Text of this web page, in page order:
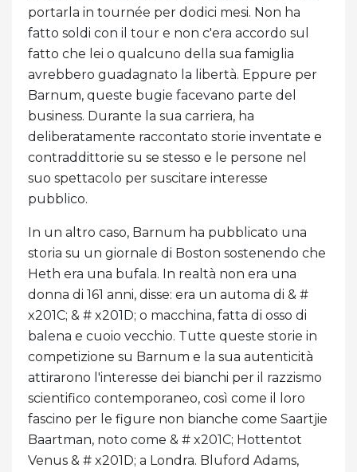
portarla in tournée per dodici mesi. Non ha
fatto soldi con il tour e non c'era accordo sul
fatto che lei o qualcuno della sua famiglia
avrebbero guadagnato la libertà. Eppure per
Barnum, queste bugie facevano parte del
business. Durante la sua carriera, ha
deliberatamente raccontato storie inventate e
contraddittorie su se stesso e le persone nel
suo spettacolo per suscitare interesse
pubblico.
In un altro caso, Barnum ha pubblicato una
storia su un giornale di Boston sostenendo che
Heth era una bufala. In realtà non era una
donna di 161 anni, disse: era un automa di & #
x201C; & # x201D; o macchina, fatta di osso di
balena e cuoio vecchio. Tutte queste storie in
competizione su Barnum e la sua autenticità
attirarono l'interesse dei bianchi per il razzismo
scientifico contemporaneo, così come il loro
fascino per le figure non bianche come Saartjie
Baartman, noto come & # x201C; Hottentot
Venus & # x201D; a Londra. Bluford Adams,